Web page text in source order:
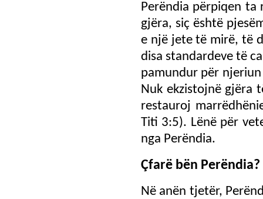
Perëndia përpiqen ta
gjëra, siç është
e një jete të mirë, të
disa standardeve të
pamundur për
Nuk ekzistojnë gjëra
restauroj
Titi 3:5). Lënë për
nga Perëndia.
Çfarë bën Perëndia?
Në anën tjetër,